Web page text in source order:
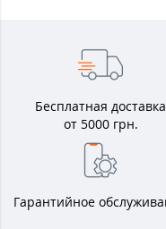
Бесплатная доставка
от 5000 грн.
Гарантийное